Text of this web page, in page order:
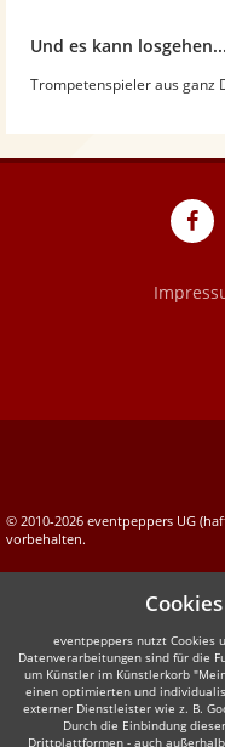
Und es kann losgehen...
Trompetenspieler aus ganz
© 2010-2026 eventpeppers UG
vorbehalten.
eventpeppers nutzt Cookies
Datenverarbeitungen sind für die
um Künstler im Künstlerkorb
einen optimierten und
externer Dienstleister wie z. B.
Durch die Einbindung
Drittplattformen - auch